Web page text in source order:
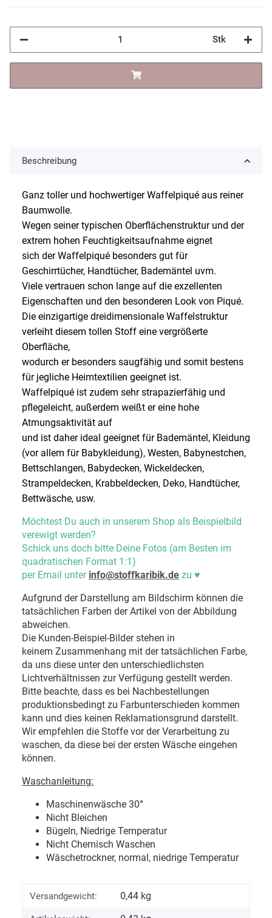
Stk
Beschreibung
Ganz toller und hochwertiger Waffelpiqué aus reiner
Baumwolle.
Wegen seiner typischen Oberflächenstruktur und der
extrem hohen Feuchtigkeitsaufnahme eignet
sich der Waffelpiqué besonders gut für
Geschirrtücher, Handtücher, Bademäntel uvm.
Viele vertrauen schon lange auf die exzellenten
Eigenschaften und den besonderen Look von Piqué.
Die einzigartige dreidimensionale Waffelstruktur
verleiht diesem tollen Stoff eine vergrößerte
Oberfläche,
wodurch er besonders saugfähig und somit bestens
für jegliche Heimtextilien geeignet ist.
Waffelpiqué ist zudem sehr strapazierfähig und
pflegeleicht, außerdem weißt er eine hohe
Atmungsaktivität auf
und ist daher ideal geeignet für Bademäntel, Kleidung
(vor allem für Babykleidung), Westen, Babynestchen,
Bettschlangen, Babydecken, Wickeldecken,
Strampeldecken, Krabbeldecken, Deko, Handtücher,
Bettwäsche, usw.
Möchtest Du auch in unserem Shop als Beispielbild
verewigt werden?
Schick uns doch bitte Deine Fotos (am Besten im
quadratischen Format 1:1)
per Email unter info@stoffkaribik.de zu ♥
Aufgrund der Darstellung am Bildschirm können die
tatsächlichen Farben der Artikel von der Abbildung
abweichen.
Die Kunden-Beispiel-Bilder stehen in
keinem Zusammenhang mit der tatsächlichen Farbe,
da uns diese unter den unterschiedlichsten
Lichtverhältnissen zur Verfügung gestellt werden.
Bitte beachte, dass es bei Nachbestellungen
produktionsbedingt zu Farbunterschieden kommen
kann und dies keinen Reklamationsgrund darstellt.
Wir empfehlen die Stoffe vor der Verarbeitung zu
waschen, da diese bei der ersten Wäsche eingehen
können.
Waschanleitung:
Maschinenwäsche 30°
Nicht Bleichen
Bügeln, Niedrige Temperatur
Nicht Chemisch Waschen
Wäschetrockner, normal, niedrige Temperatur
Versandgewicht: 0,44 kg